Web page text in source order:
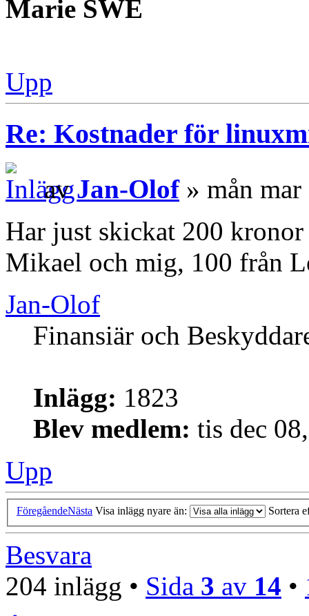
Marie SWE
Upp
Re: Kostnader för
avJan-Olof» mån mar
Har just skickat 200
Mikael och mig, 100 från
Jan-Olof
Finansiär och
Inlägg: 1823
Blev medlem: tis dec
Upp
FöregåendeNästa Visa inlägg nyare än: Sortera
Besvara
204 inlägg • Sida 3 av 14 •